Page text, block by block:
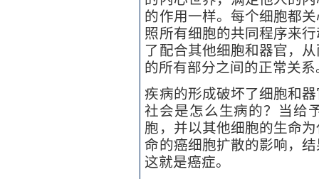
的作用一样。每个细胞都
照所有细胞的共同程序来
了配合其他细胞和器官，
的所有部分之间的正常关系
疾病的形成破坏了细胞和
社会是怎么生病的？当给
胞，并以其他细胞的生命
命的癌细胞扩散的影响，
这就是癌症。